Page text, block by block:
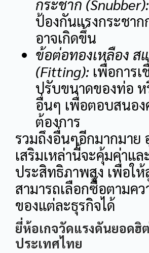
กระชาก (Snubber):
ป้องกันแรงกระชา
อาจเกิดขึ้น
ข้อต่อทองเหลือง ส
(Fitting): เพื่อการ
ปรับขนาดของท่อ
อื่นๆ เพื่อตอบสนอง
ต้องการ
รวมถึงอื่นๆอีกมากมาย
เสริมเหล่านี้จะคุ้มค่าแล
ประสิทธิภาพสูง เพื่อให้
สามารถเลือกซื้อตามค
ของแต่ละธุรกิจได้
ยี่ห้อเกจวัดแรงดันยอดฮิ
ประเทศไทย